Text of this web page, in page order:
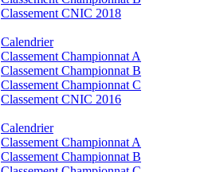
Classement CNIC 2018
Calendrier
Classement Championnat A
Classement Championnat B
Classement Championnat C
Classement CNIC 2016
Calendrier
Classement Championnat A
Classement Championnat B